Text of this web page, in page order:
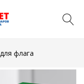
флага